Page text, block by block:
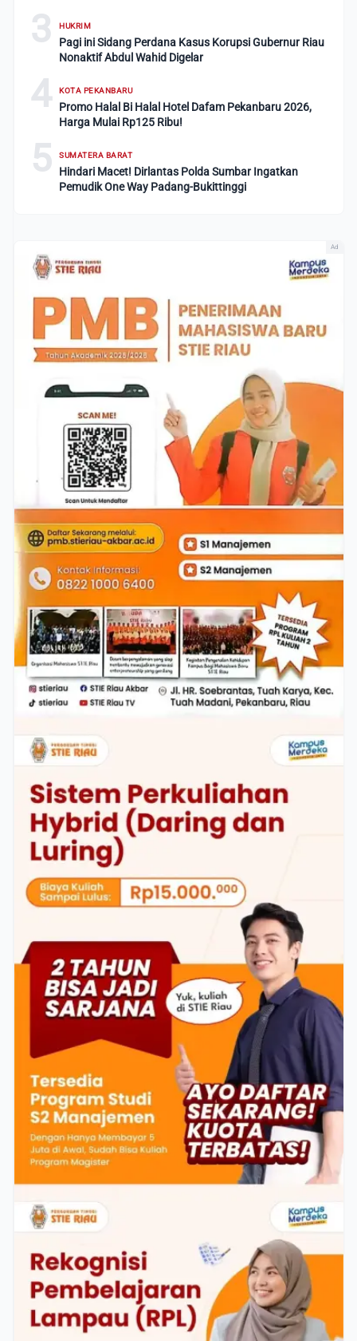
3 HUKRIM
Pagi ini Sidang Perdana Kasus Korupsi Gubernur Riau
Nonaktif Abdul Wahid Digelar
4 KOTA PEKANBARU
Promo Halal Bi Halal Hotel Dafam Pekanbaru 2026,
Harga Mulai Rp125 Ribu!
5 SUMATERA BARAT
Hindari Macet! Dirlantas Polda Sumbar Ingatkan
Pemudik One Way Padang-Bukittinggi
Ad